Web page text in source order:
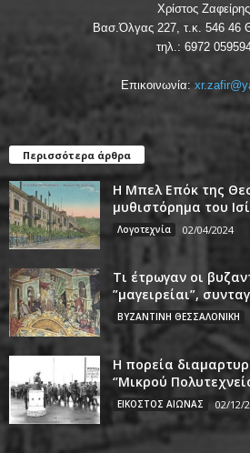
Χρίστος Ζαφείρης
Βασ.Όλγας 227, τ.κ. 546 46
τηλ.: 6972
Επικοινωνία:
Περισσότερα άρθρα
Η Μπελ Επόκ της
μυθιστόρημα του
Λογοτεχνία 02/04/2024
Τι έτρωγαν οι
”μαγειρείαι”,
ΒΥΖΑΝΤΙΝΗ ΘΕΣΣΑΛΟΝΙΚΗ
Η πορεία
‘’Μικρού
ΕΙΚΟΣΤΟΣ ΑΙΩΝΑΣ 02/12/